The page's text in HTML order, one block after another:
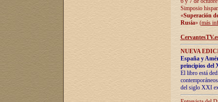
Simposio
«Superación
Rusia» (más
NUEVA
España y
principios del
El libro está
del siglo XXI